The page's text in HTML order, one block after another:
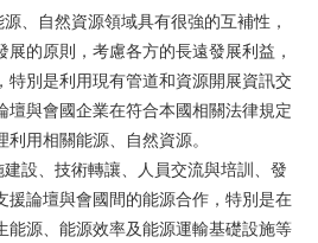
、自然資源領域具有很強的互補性，
的原則，考慮各方的長遠發展利益，
特別是利用現有管道和資源開展資訊交
壇與會國企業在符合本國相關法律規定
用相關能源、自然資源。
設、技術轉讓、人員交流與培訓、發
援論壇與會國間的能源合作，特別是在
能源、能源效率及能源運輸基礎設施等